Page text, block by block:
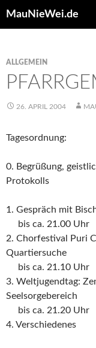
MauNieWei.de
ALLGEMEIN
26. APRIL 2004
Tagesordnung:
0. Begrüßung,
Protokolls
1. Gespräch mit
bis ca. 21.00 Uhr
2. Chorfestival Puri
Quartiersuche
bis ca. 21.10 Uhr
3. Weltjugendtag:
Seelsorgebereich
bis ca. 21.20 Uhr
4. Verschiedenes